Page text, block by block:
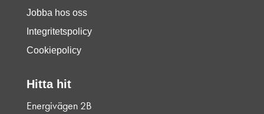
Jobba hos oss
Integritetspolicy
Cookiepolicy
Hitta hit
Energivägen 2B